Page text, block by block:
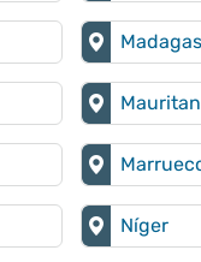
Níger